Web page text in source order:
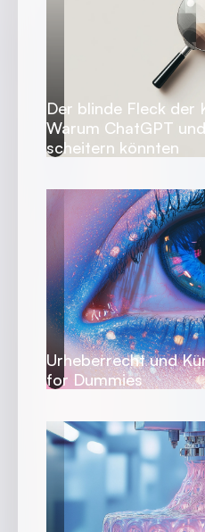
Der blinde Fleck der
Warum ChatGPT
scheitern könnten
Urheberrecht und
for Dummies